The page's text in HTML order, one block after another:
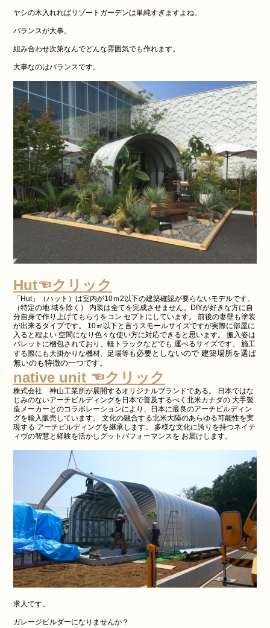
ヤシの木入れればリゾートガーデンは単純すぎますよね。
バランスが大事。
組み合わせ次第なんでどんな雰囲気でも作れます。
大事なのはバランスです。
Hut☜クリック
「Hut」（ハット）は室内が10ｍ2以下の建築確認が要らないモデルです。
（特定の地 域を除く） 内装は全てを完成させません。DIYが好きな方に自
分自身で作り上げてもらうをコン セプトにしています。 前後の妻壁も塗装
が出来るタイプです。 10㎡以下と言うスモールサイズですが実際に部屋に
入ると程よい 空間になり色々な使い方に対応できると思います。 搬入姿は
パレットに梱包されており、軽トラックなどでも 運べるサイズです。 施工
する際にも大掛かりな機材、足場等も 必要としないので 建築場所を選ば
無いのも特徴の一つです。
native unit ☜クリック
株式会社 神山工業所が展開するオリジナルブランドである。 日本ではな
じみのないアーチビルディングを日本で普及するべく北米カナダの 大手製
造メーカーとのコラボレーションにより、日本に最良のアーチビルディン
グを輸入販売しています。 文化の融合する北米大陸のあらゆる可能性を実
現する アーチビルディングを継承します。 多様な文化に誇りを持つネイテ
ィヴの智慧と経験を活かしグットパフォーマンスを お届けします。
求人です。
ガレージビルダーになりませんか？